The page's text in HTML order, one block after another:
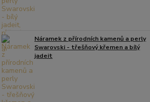
Náramek z přírodních kamenů a perly
Swarovski - třešňový křemen a bílý
jadeit